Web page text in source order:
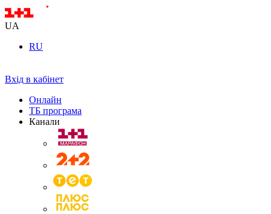
UA
RU
Вхід в кабінет
Онлайн
ТБ програма
Канали